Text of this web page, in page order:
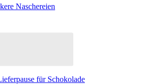
Naschereien
für Schokolade